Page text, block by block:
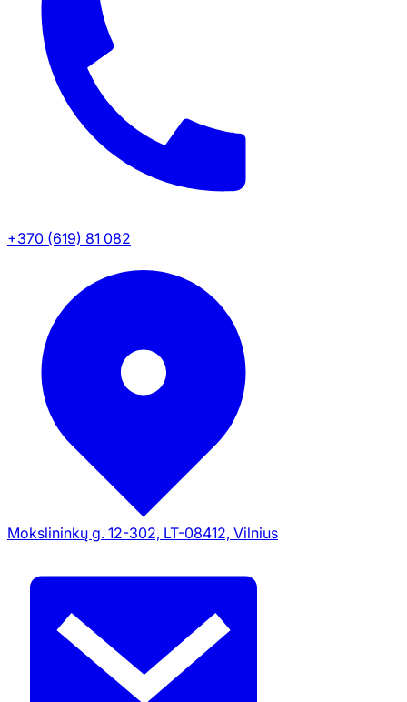
+370 (619) 81 082
Mokslininkų g. 12-302, LT-08412, Vilnius